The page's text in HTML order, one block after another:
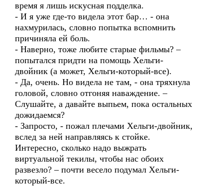
время я лишь искусная подделка.
- И я уже где-то видела этот бар… - она
нахмурилась, словно попытка вспомнить
причиняла ей боль.
- Наверно, тоже любите старые фильмы? –
попытался придти на помощь Хельги-
двойник (а может, Хельги-который-все).
- Да, очень. Но видела не там, - она тряхнула
головой, словно отгоняя наваждение. –
Слушайте, а давайте выпьем, пока остальных
дожидаемся?
- Запросто, - пожал плечами Хельги-двойник,
вслед за ней направляясь к стойке.
Интересно, сколько надо выжрать
виртуальной текилы, чтобы нас обоих
развезло? – почти весело подумал Хельги-
который-все.